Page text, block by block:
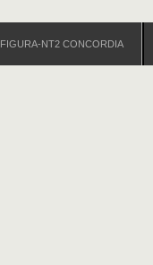
FIGURA-NT2 CONCORDIA